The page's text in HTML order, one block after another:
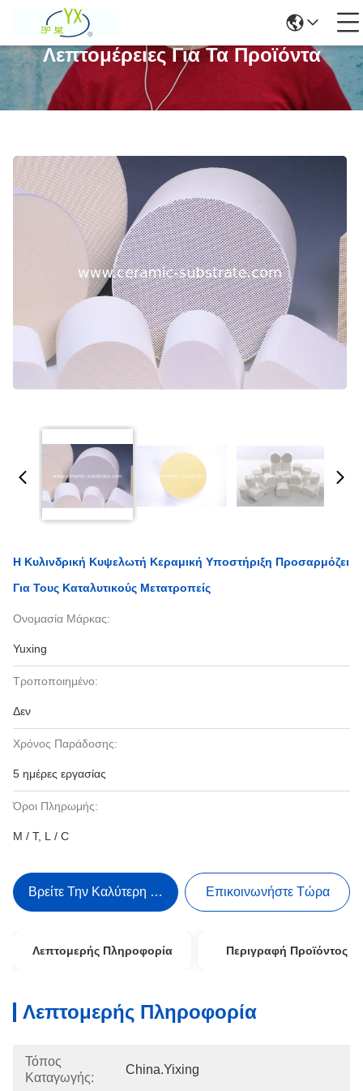
Λεπτομέρειες Για Τα Προϊόντα
Η Κυλινδρική Κυψελωτή Κεραμική Υποστήριξη Προσαρμόζει
Για Τους Καταλυτικούς Μετατροπείς
Ονομασία Μάρκας:
Yuxing
Τροποποιημένο:
Δεν
Χρόνος Παράδοσης:
5 ημέρες εργασίας
Όροι Πληρωμής:
Μ / Τ, L / C
Βρείτε Την Καλύτερη Τιμή Επικοινωνήστε Τώρα
Λεπτομερής Πληροφορία Περιγραφή Προϊόντος
Λεπτομερής Πληροφορία
Τόπος
Καταγωγής:
China.Yixing